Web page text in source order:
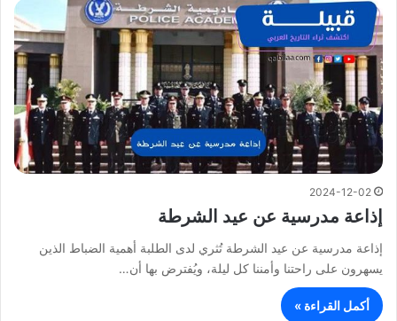
2024-12-02
إذاعة مدرسية عن عيد الشرطة
إذاعة مدرسية عن عيد الشرطة تُثري لدى الطلبة أهمية الضباط الذين
يسهرون على راحتنا وأمننا كل ليلة، ويُفترض بها أن…
أكمل القراءة »